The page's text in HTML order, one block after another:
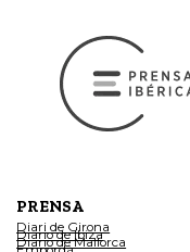
PRENSA
Diari de Girona
Diario de Ibiza
Diario de Mallorca